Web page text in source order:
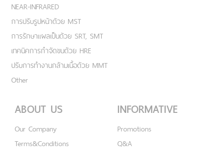
NEAR-INFRARED
การปรับรูปหน้าด้วย MST
การรักษาแผลเป็นด้วย SRT, SMT
เทคนิคการกำจัดขนด้วย HRE
ปรับการทำงานกล้ามเนื้อด้วย MMT
Other
ABOUT US
Our Company
Terms&Conditions
INFORMATIVE
Promotions
Q&A